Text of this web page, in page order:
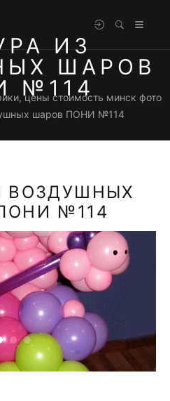
ИЗ
ШАРОВ
№114
цены стоимость минск фото
шаров ПОНИ №114
ВОЗДУШНЫХ
№114